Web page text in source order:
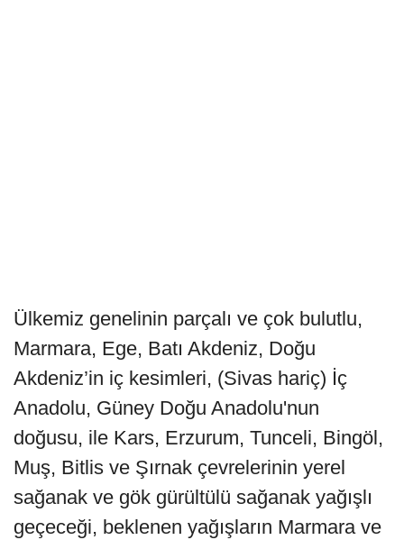
Ülkemiz genelinin parçalı ve çok bulutlu,
Marmara, Ege, Batı Akdeniz, Doğu
Akdeniz’in iç kesimleri, (Sivas hariç) İç
Anadolu, Güney Doğu Anadolu'nun
doğusu, ile Kars, Erzurum, Tunceli, Bingöl,
Muş, Bitlis ve Şırnak çevrelerinin yerel
sağanak ve gök gürültülü sağanak yağışlı
geçeceği, beklenen yağışların Marmara ve